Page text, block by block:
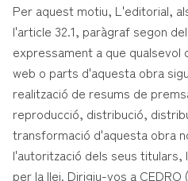
Per aquest motiu, L'editorial,
l'article 32.1, paràgraf segon
expressament a que
web o parts d'aquesta obra
realització de resums de
reproducció, distribució,
transformació d'aquesta obra
l'autorització dels seus
per la llei. Dirigiu-vos a